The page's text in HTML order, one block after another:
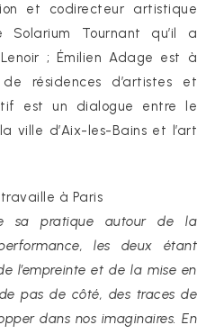
et codirecteur artistique
Tournant qu’il a
; Émilien Adage est à
résidences d’artistes et
est un dialogue entre le
ville d’Aix-les-Bains et l’art
à Paris
sa pratique autour de la
les deux étant
l’empreinte et de la mise en
pas de côté, des traces de
dans nos imaginaires. En